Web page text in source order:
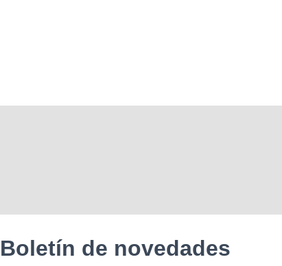
Boletín de novedades